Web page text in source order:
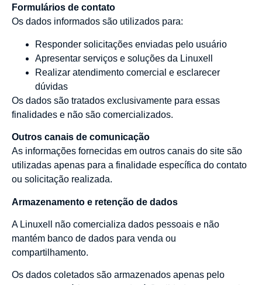
Formulários de contato
Os dados informados são utilizados para:
Responder solicitações enviadas pelo usuário
Apresentar serviços e soluções da Linuxell
Realizar atendimento comercial e esclarecer
dúvidas
Os dados são tratados exclusivamente para essas
finalidades e não são comercializados.
Outros canais de comunicação
As informações fornecidas em outros canais do site são
utilizadas apenas para a finalidade específica do contato
ou solicitação realizada.
Armazenamento e retenção de dados
A Linuxell não comercializa dados pessoais e não
mantém banco de dados para venda ou
compartilhamento.
Os dados coletados são armazenados apenas pelo